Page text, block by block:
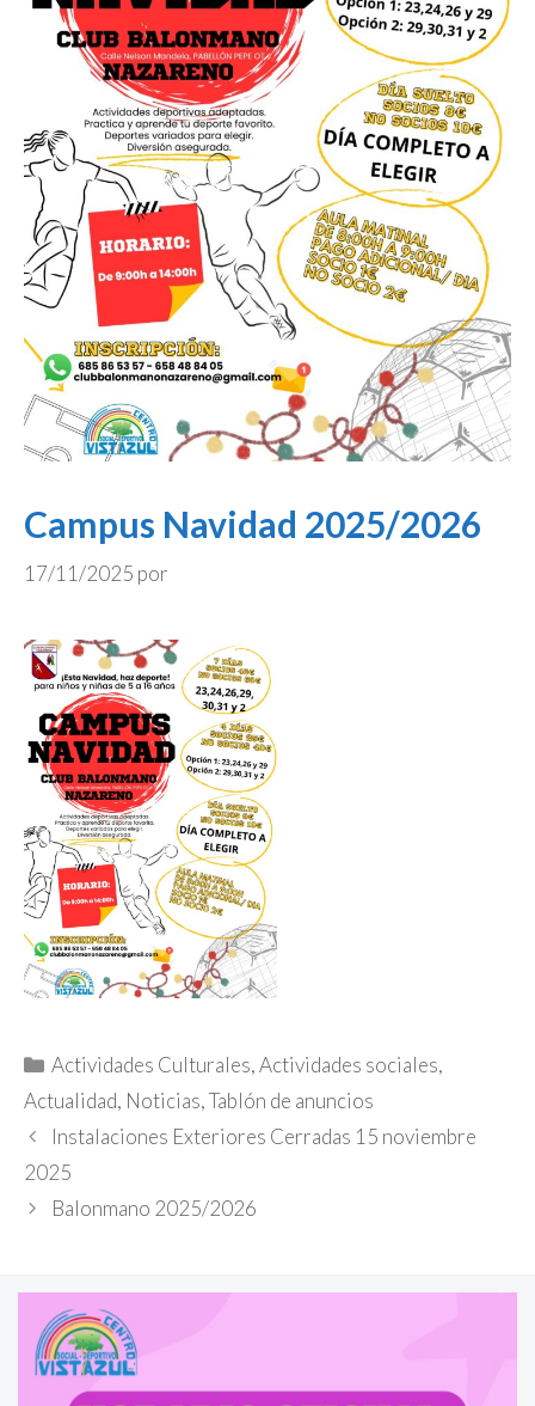
Campus Navidad 2025/2026
17/11/2025 por
Categorías
Actividades Culturales,Actividades sociales,
Actualidad, Noticias,Tablón de anuncios
Instalaciones Exteriores Cerradas 15 noviembre
2025
Balonmano 2025/2026